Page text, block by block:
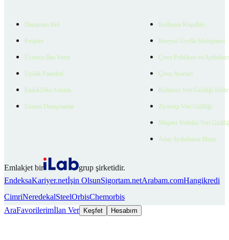
Danışman Bul
Projeler
Ücretsiz İlan Verin
Üyelik Paketleri
EmlakZeka Asistan
Uzman Danışmanlar
Kullanım Koşulları
Bireysel Üyelik Sözleşmesi
Çerez Politikası ve
Çerez Ayarları
Kullanıcı Veri Gizliliği
Ziyaretçi Veri Gizliliği
Müşteri Yetkilisi Veri
Aday Aydınlatma Metni
Emlakjet bir
grup şirketidir.
EndeksaKariyer.netİşin OlsunSigortam.netArabam.comHangikredi
CimriNeredekalSteelOrbisChemorbis
AraFavorilerimİlan Ver Keşfet Hesabım